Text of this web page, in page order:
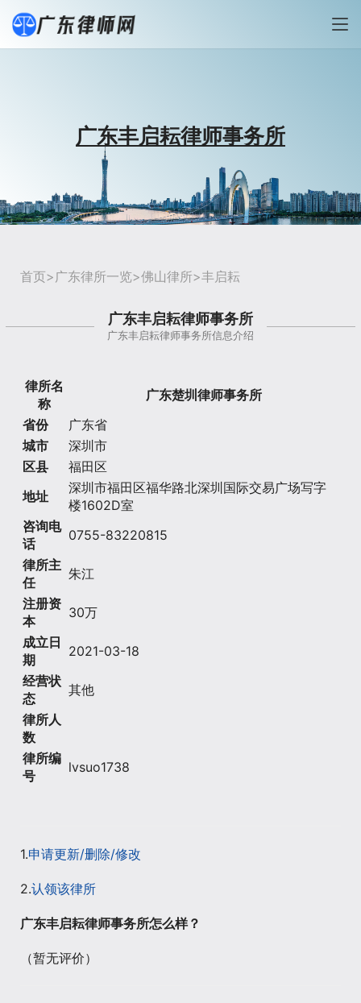
广东丰启耘律师事务所
首页> 广东律所一览>佛山律所>丰启耘
广东丰启耘律师事务所
广东丰启耘律师事务所信息介绍
律所名
称
广东楚圳律师事务所
省份
广东省
城市
深圳市
区县
福田区
地址
深圳市福田区福华路北深圳国际交易广场写字
楼1602D室
咨询电
话
0755-83220815
律所主
任
朱江
注册资
本
30万
成立日
期
2021-03-18
经营状
态
其他
律所人
数
律所编
号
lvsuo1738
1.申请更新/删除/修改
2.认领该律所
广东丰启耘律师事务所怎么样？
（暂无评价）